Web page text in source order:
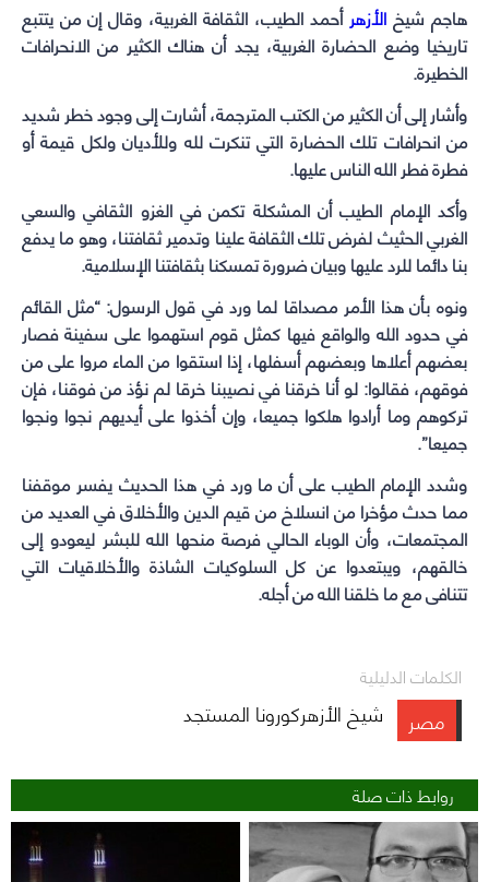
هاجم شيخ الأزهر أحمد الطيب، الثقافة الغربية، وقال إن من يتتبع
تاريخيا وضع الحضارة الغربية، يجد أن هناك الكثير من الانحرافات
الخطيرة.
وأشار إلى أن الكثير من الكتب المترجمة، أشارت إلى وجود خطر شديد
من انحرافات تلك الحضارة التي تنكرت لله وللأديان ولكل قيمة أو
فطرة فطر الله الناس عليها.
وأكد الإمام الطيب أن المشكلة تكمن في الغزو الثقافي والسعي
الغربي الحثيث لفرض تلك الثقافة علينا وتدمير ثقافتنا، وهو ما يدفع
بنا دائما للرد عليها وبيان ضرورة تمسكنا بثقافتنا الإسلامية.
ونوه بأن هذا الأمر مصداقا لما ورد في قول الرسول: “مثل القائم
في حدود الله والواقع فيها كمثل قوم استهموا على سفينة فصار
بعضهم أعلاها وبعضهم أسفلها، إذا استقوا من الماء مروا على من
فوقهم، فقالوا: لو أنا خرقنا في نصيبنا خرقا لم نؤذ من فوقنا، فإن
تركوهم وما أرادوا هلكوا جميعا، وإن أخذوا على أيديهم نجوا ونجوا
جميعا”.
وشدد الإمام الطيب على أن ما ورد في هذا الحديث يفسر موقفنا
مما حدث مؤخرا من انسلاخ من قيم الدين والأخلاق في العديد من
المجتمعات، وأن الوباء الحالي فرصة منحها الله للبشر ليعودو إلى
خالقهم، ويبتعدوا عن كل السلوكيات الشاذة والأخلاقيات التي
تتنافى مع ما خلقنا الله من أجله.
الكلمات الدليلية
شيخ الأزهركورونا المستجد مصر
روابط ذات صلة